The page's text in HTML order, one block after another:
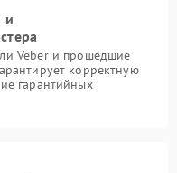
и
Veber и прошедшие
корректную
гарантийных